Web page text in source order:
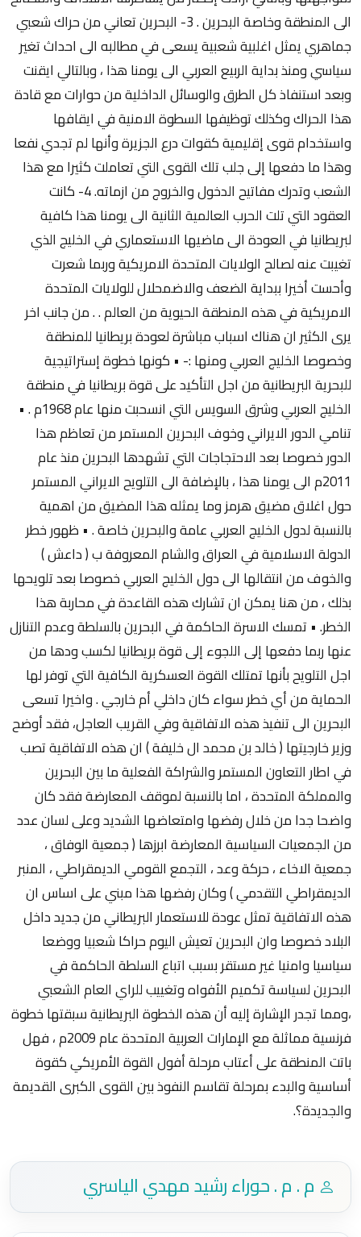
الى المنطقة وخاصة البحرين . 3- البحرين تعاني من حراك شعبي
جماهري يمثل اغلبية شعبية يسعى في مطالبه الى احداث تغير
سياسي ومنذ بداية الربيع العربي الى يومنا هذا ، وبالتالي ايقنت
وبعد استنفاذ كل الطرق والوسائل الداخلية من حوارات مع قادة
هذا الحراك وكذلك توظيفها السطوة الامنية في ايقافها
واستخدام قوى إقليمية كقوات درع الجزيرة وأنها لم تجدي نفعا
وهذا ما دفعها إلى جلب تلك القوى التي تعاملت كثيرا مع هذا
الشعب وتدرك مفاتيح الدخول والخروج من ازماته. 4- كانت
العقود التي تلت الحرب العالمية الثانية الى يومنا هذا كافية
لبريطانيا في العودة الى ماضيها الاستعماري في الخليج الذي
تغيبت عنه لصالح الولايات المتحدة الامريكية وربما شعرت
وأحست أخيرا ببداية الضعف والاضمحلال للولايات المتحدة
الامريكية في هذه المنطقة الحيوية من العالم . . من جانب اخر
يرى الكثير ان هناك اسباب مباشرة لعودة بريطانيا للمنطقة
وخصوصا الخليج العربي ومنها :- • كونها خطوة إستراتيجية
للبحرية البريطانية من اجل التأكيد على قوة بريطانيا في منطقة
الخليج العربي وشرق السويس التي انسحبت منها عام 1968م . •
تنامي الدور الايراني وخوف البحرين المستمر من تعاظم هذا
الدور خصوصا بعد الاحتجاجات التي تشهدها البحرين منذ عام
2011م الى يومنا هذا ، بالإضافة الى التلويح الايراني المستمر
حول اغلاق مضيق هرمز وما يمثله هذا المضيق من اهمية
بالنسبة لدول الخليج العربي عامة والبحرين خاصة . • ظهور خطر
الدولة الاسلامية في العراق والشام المعروفة ب ( داعش )
والخوف من انتقالها الى دول الخليج العربي خصوصا بعد تلويحها
بذلك ، من هنا يمكن ان تشارك هذه القاعدة في محاربة هذا
الخطر. • تمسك الاسرة الحاكمة في البحرين بالسلطة وعدم التنازل
عنها ربما دفعها إلى اللجوء إلى قوة بريطانيا لكسب ودها من
اجل التلويح بأنها تمتلك القوة العسكرية الكافية التي توفر لها
الحماية من أي خطر سواء كان داخلي أم خارجي . واخيرا تسعى
البحرين الى تنفيذ هذه الاتفاقية وفي القريب العاجل، فقد أوضح
وزير خارجيتها ( خالد بن محمد ال خليفة ) ان هذه الاتفاقية تصب
في اطار التعاون المستمر والشراكة الفعلية ما بين البحرين
والمملكة المتحدة ، اما بالنسبة لموقف المعارضة فقد كان
واضحا جدا من خلال رفضها وامتعاضها الشديد وعلى لسان عدد
من الجمعيات السياسية المعارضة ابرزها ( جمعية الوفاق ،
جمعية الاخاء ، حركة وعد ، التجمع القومي الديمقراطي ، المنبر
الديمقراطي التقدمي ) وكان رفضها هذا مبني على اساس ان
هذه الاتفاقية تمثل عودة للاستعمار البريطاني من جديد داخل
البلاد خصوصا وان البحرين تعيش اليوم حراكا شعبيا ووضعا
سياسيا وامنيا غير مستقر بسبب اتباع السلطة الحاكمة في
البحرين لسياسة تكميم الأفواه وتغييب للراي العام الشعبي
،ومما تجدر الإشارة إليه أن هذه الخطوة البريطانية سبقتها خطوة
فرنسية مماثلة مع الإمارات العربية المتحدة عام 2009م ، فهل
باتت المنطقة على أعتاب مرحلة أفول القوة الأمريكي كقوة
أساسية والبدء بمرحلة تقاسم النفوذ بين القوى الكبرى القديمة
والجديدة؟.
م . م . حوراء رشيد مهدي الياسري